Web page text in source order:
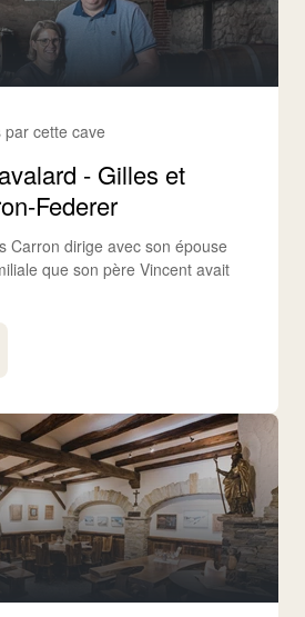
cette cave
- Gilles et
Federer
Carron dirige avec son épouse
que son père Vincent avait